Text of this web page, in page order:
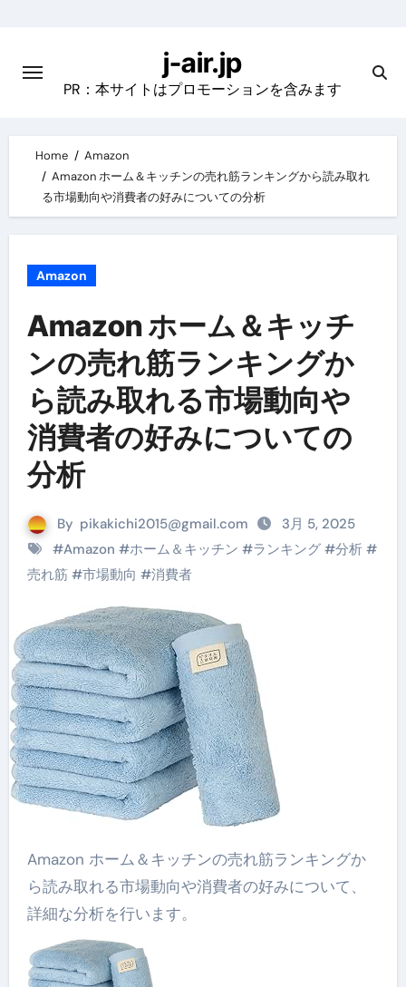
content
j-air.jp
PR：本サイトはプロモーションを含みます
Home
Amazon
Amazon ホーム＆キッチンの売れ筋ランキングから読み取れ
る市場動向や消費者の好みについての分析
Amazon
Amazon ホーム＆キッチ
ンの売れ筋ランキングか
ら読み取れる市場動向や
消費者の好みについての
分析
By pikakichi2015@gmail.com
3月 5, 2025
#Amazon #ホーム＆キッチン #ランキング#分析#
売れ筋#市場動向 #消費者
Amazon ホーム＆キッチンの売れ筋ランキングか
ら読み取れる市場動向や消費者の好みについて、
詳細な分析を行います。